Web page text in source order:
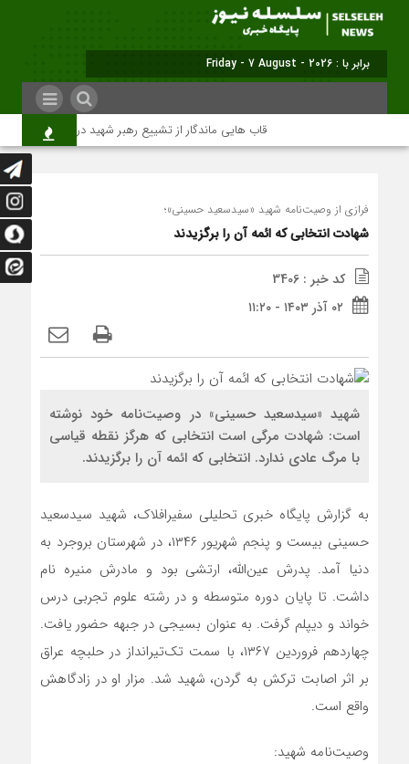
برابر با : Friday - 7 August - 2026
قاب هایی ماندگار از تشییع رهبر شهید در تهران
فرازی از وصیت‌نامه شهید «سیدسعید حسینی»؛
شهادت انتخابی که ائمه آن را برگزیدند
کد خبر : 3406
۰۲ آذر ۱۴۰۳ - ۱۱:۲۰
شهید «سیدسعید حسینی» در وصیت‌نامه خود نوشته
است: شهادت مرگی است انتخابی که هرگز نقطه قیاسی
با مرگ عادی ندارد. انتخابی که ائمه آن را برگزیدند.
به گزارش پایگاه خبری تحلیلی سفیرافلاک، شهید سیدسعید
حسینی بیست و پنجم شهریور ۱۳۴۶، در شهرستان بروجرد به
دنیا آمد. پدرش عین‌الله، ارتشی بود و مادرش منیره نام
داشت. تا پایان دوره متوسطه و در رشته علوم تجربی درس
خواند و دیپلم گرفت. به عنوان بسیجی در جبهه حضور یافت.
چهاردهم فروردین ۱۳۶۷، با سمت تک‌تیرانداز در حلبچه عراق
بر اثر اصابت ترکش به گردن، شهید شد. مزار او در زادگاهش
واقع است.
وصیت‌نامه شهید: